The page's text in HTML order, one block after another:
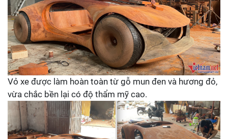
Vỏ xe được làm hoàn toàn từ gỗ mun đen và hương đỏ,
vừa chắc bền lại có độ thẩm mỹ cao.